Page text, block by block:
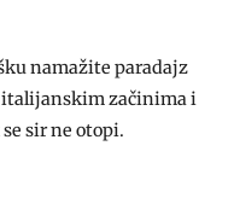
namažite paradajz
italijanskim začinima i
sir ne otopi.